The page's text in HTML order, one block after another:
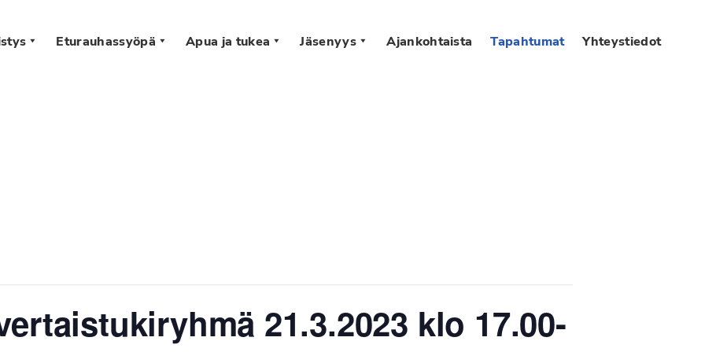
Eturauhassyöpä Apua ja tukea Jäsenyys Ajankohtaista Tapahtumat Yhteystiedot
21.3.2023 klo 17.00-